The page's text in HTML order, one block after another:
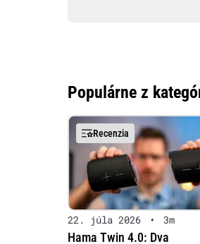
Populárne z
Recenzia
22. júla 2026 • 3m
Hama Twin 4.0: Dva